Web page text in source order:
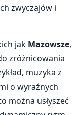
zwyczajów i
jak Mazowsze,
zróżnicowania
muzyka z
o wyraźnych
można usłyszeć